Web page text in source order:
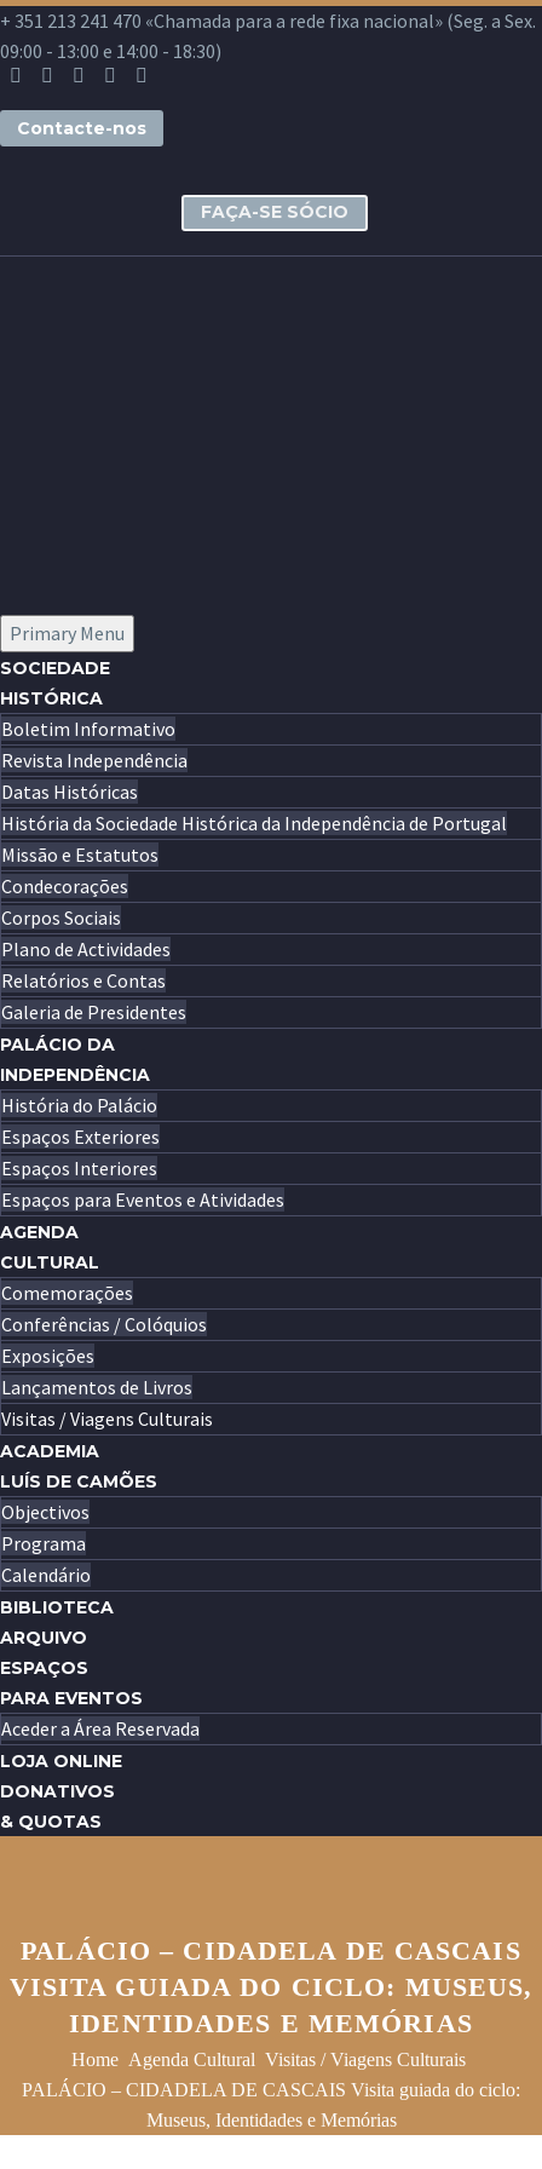
+ 351 213 241 470 «Chamada para a rede fixa nacional» (Seg. a Sex.
09:00 - 13:00 e 14:00 - 18:30)
Contacte-nos
FAÇA-SE SÓCIO
Primary Menu
SOCIEDADE
HISTÓRICA
Boletim Informativo
Revista Independência
Datas Históricas
História da Sociedade Histórica da Independência de Portugal
Missão e Estatutos
Condecorações
Corpos Sociais
Plano de Actividades
Relatórios e Contas
Galeria de Presidentes
PALÁCIO DA
INDEPENDÊNCIA
História do Palácio
Espaços Exteriores
Espaços Interiores
Espaços para Eventos e Atividades
AGENDA
CULTURAL
Comemorações
Conferências / Colóquios
Exposições
Lançamentos de Livros
Visitas / Viagens Culturais
ACADEMIA
LUÍS DE CAMÕES
Objectivos
Programa
Calendário
BIBLIOTECA
ARQUIVO
ESPAÇOS
PARA EVENTOS
Aceder a Área Reservada
LOJA ONLINE
DONATIVOS
& QUOTAS
PALÁCIO – CIDADELA DE CASCAIS
VISITA GUIADA DO CICLO: MUSEUS,
IDENTIDADES E MEMÓRIAS
Home Agenda Cultural Visitas / Viagens Culturais
PALÁCIO – CIDADELA DE CASCAIS Visita guiada do ciclo:
Museus, Identidades e Memórias